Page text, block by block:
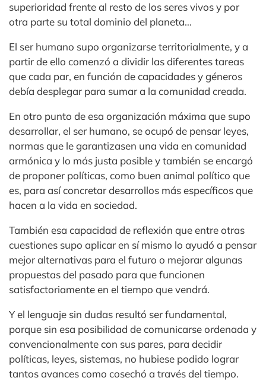
superioridad frente al resto de los seres vivos y por
otra parte su total dominio del planeta…
El ser humano supo organizarse territorialmente, y a
partir de ello comenzó a dividir las diferentes tareas
que cada par, en función de capacidades y géneros
debía desplegar para sumar a la comunidad creada.
En otro punto de esa organización máxima que supo
desarrollar, el ser humano, se ocupó de pensar leyes,
normas que le garantizasen una vida en comunidad
armónica y lo más justa posible y también se encargó
de proponer políticas, como buen animal político que
es, para así concretar desarrollos más específicos que
hacen a la vida en sociedad.
También esa capacidad de reflexión que entre otras
cuestiones supo aplicar en sí mismo lo ayudó a pensar
mejor alternativas para el futuro o mejorar algunas
propuestas del pasado para que funcionen
satisfactoriamente en el tiempo que vendrá.
Y el lenguaje sin dudas resultó ser fundamental,
porque sin esa posibilidad de comunicarse ordenada y
convencionalmente con sus pares, para decidir
políticas, leyes, sistemas, no hubiese podido lograr
tantos avances como cosechó a través del tiempo.